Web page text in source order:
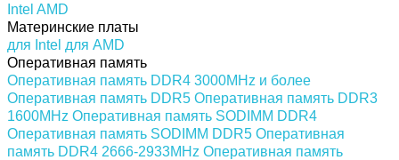
Intel AMD
Материнские платы
для Intel для AMD
Оперативная память
Оперативная память DDR4 3000MHz и более
Оперативная память DDR5 Оперативная память DDR3
1600MHz Оперативная память SODIMM DDR4
Оперативная память SODIMM DDR5 Оперативная
память DDR4 2666-2933MHz Оперативная память